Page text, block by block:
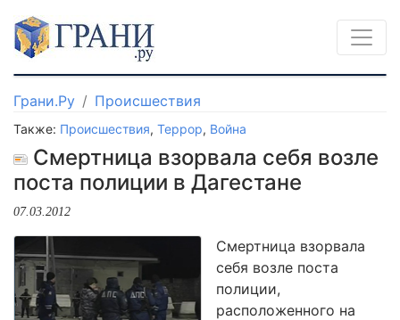
Грани.Ру Происшествия
Также: Происшествия, Террор, Война
Смертница взорвала себя возле
поста полиции в Дагестане
07.03.2012
Смертница взорвала
себя возле поста
полиции,
расположенного на